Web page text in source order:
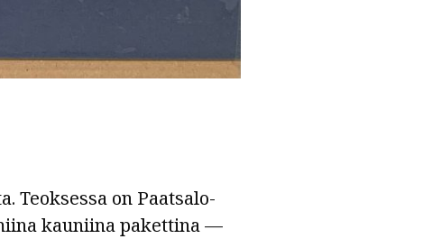
Teoksessa on Paatsalo-
kauniina pakettina —